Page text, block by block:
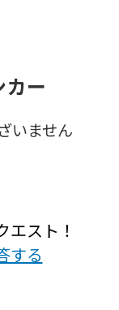
ー
いません
エスト！
する